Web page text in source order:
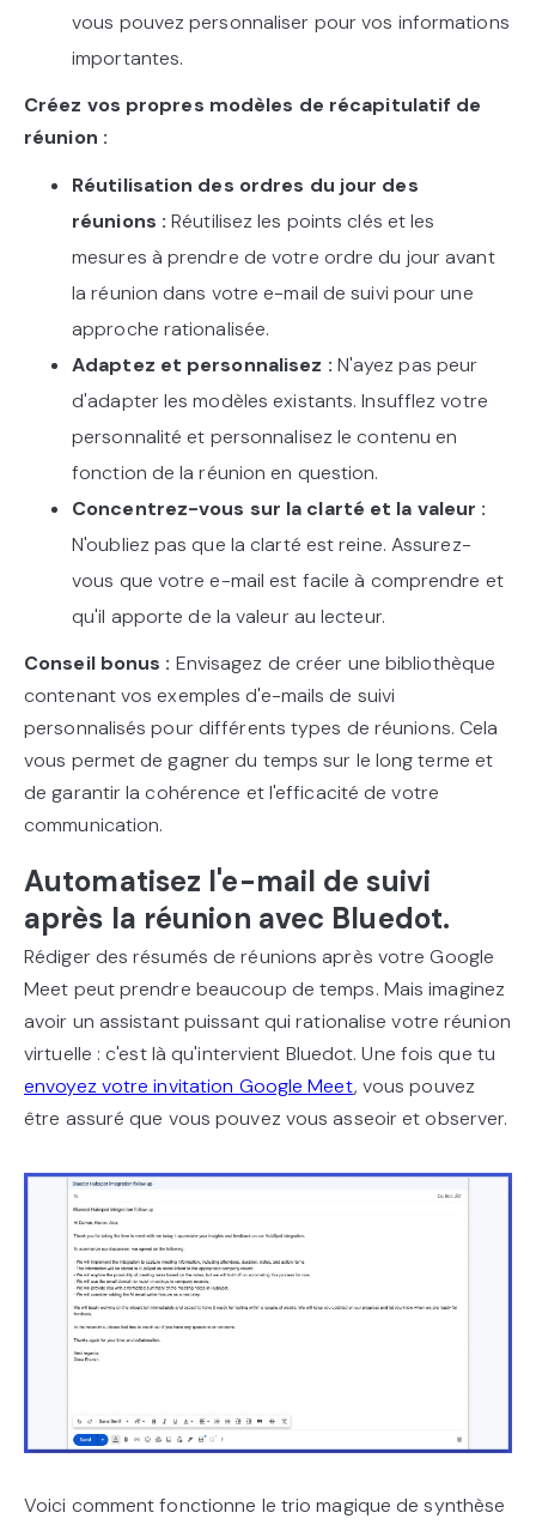
vous pouvez personnaliser pour vos informations
importantes.
Créez vos propres modèles de récapitulatif de
réunion :
Réutilisation des ordres du jour des
réunions : Réutilisez les points clés et les
mesures à prendre de votre ordre du jour avant
la réunion dans votre e-mail de suivi pour une
approche rationalisée.
Adaptez et personnalisez : N'ayez pas peur
d'adapter les modèles existants. Insufflez votre
personnalité et personnalisez le contenu en
fonction de la réunion en question.
Concentrez-vous sur la clarté et la valeur :
N'oubliez pas que la clarté est reine. Assurez-
vous que votre e-mail est facile à comprendre et
qu'il apporte de la valeur au lecteur.
Conseil bonus : Envisagez de créer une bibliothèque
contenant vos exemples d'e-mails de suivi
personnalisés pour différents types de réunions. Cela
vous permet de gagner du temps sur le long terme et
de garantir la cohérence et l'efficacité de votre
communication.
Automatisez l'e-mail de suivi
après la réunion avec Bluedot.
Rédiger des résumés de réunions après votre Google
Meet peut prendre beaucoup de temps. Mais imaginez
avoir un assistant puissant qui rationalise votre réunion
virtuelle : c'est là qu'intervient Bluedot. Une fois que tu
envoyez votre invitation Google Meet, vous pouvez
être assuré que vous pouvez vous asseoir et observer.
Voici comment fonctionne le trio magique de synthèse